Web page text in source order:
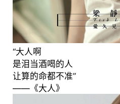
“大人啊
是泪当酒喝的人
让算的命都不准”
——《大人》